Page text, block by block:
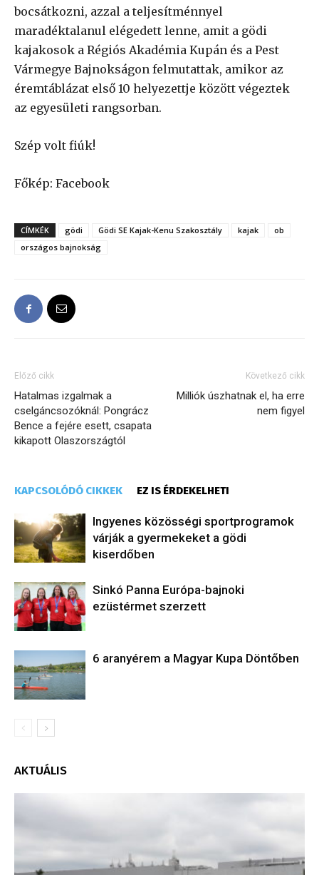
bocsátkozni, azzal a teljesítménnyel
maradéktalanul elégedett lenne, amit a gödi
kajakosok a Régiós Akadémia Kupán és a Pest
Vármegye Bajnokságon felmutattak, amikor az
éremtáblázat első 10 helyezettje között végeztek
az egyesületi rangsorban.
Szép volt fiúk!
Főkép: Facebook
CÍMKÉK gödi Gödi SE Kajak-Kenu Szakosztály kajak
ob
országos bajnokság
Előző cikk
Hatalmas izgalmak a
cselgáncsozóknál: Pongrácz
Bence a fejére esett, csapata
kikapott Olaszországtól
Következő cikk
Milliók úszhatnak el, ha erre
nem figyel
KAPCSOLÓDÓ CIKKEK EZ IS ÉRDEKELHETI
Ingyenes közösségi sportprogramok
várják a gyermekeket a gödi
kiserdőben
Sinkó Panna Európa-bajnoki
ezüstérmet szerzett
6 aranyérem a Magyar Kupa Döntőben
AKTUÁLIS